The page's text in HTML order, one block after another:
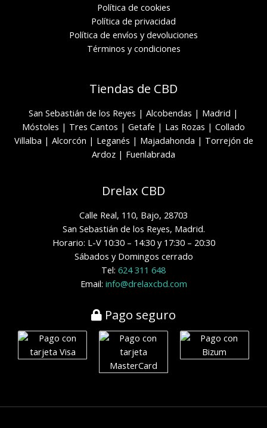
Política de cookies
Política de privacidad
Política de envíos y devoluciones
Términos y condiciones
Tiendas de CBD
San Sebastián de los Reyes | Alcobendas | Madrid |
Móstoles | Tres Cantos | Getafe | Las Rozas | Collado
Villalba | Alcorcón | Leganés | Majadahonda | Torrejón de
Ardoz | Fuenlabrada
Drelax CBD
Calle Real, 110, Bajo, 28703
San Sebastián de los Reyes, Madrid.
Horario: L-V 10:30 – 14:30 y 17:30 – 20:30
Sábados y Domingos cerrado
Tel: 624 311 648
Email: info@drelaxcbd.com
Pago seguro